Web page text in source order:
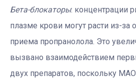
Бета-блокаторы: концентрации
плазме крови могут расти из-за
приема пропранолола. Это
вызвано взаимодействием
двух препаратов, поскольку